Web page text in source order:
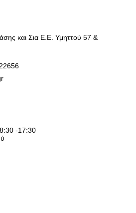
και Σια Ε.Ε. Υμηττού 57 &
-17:30